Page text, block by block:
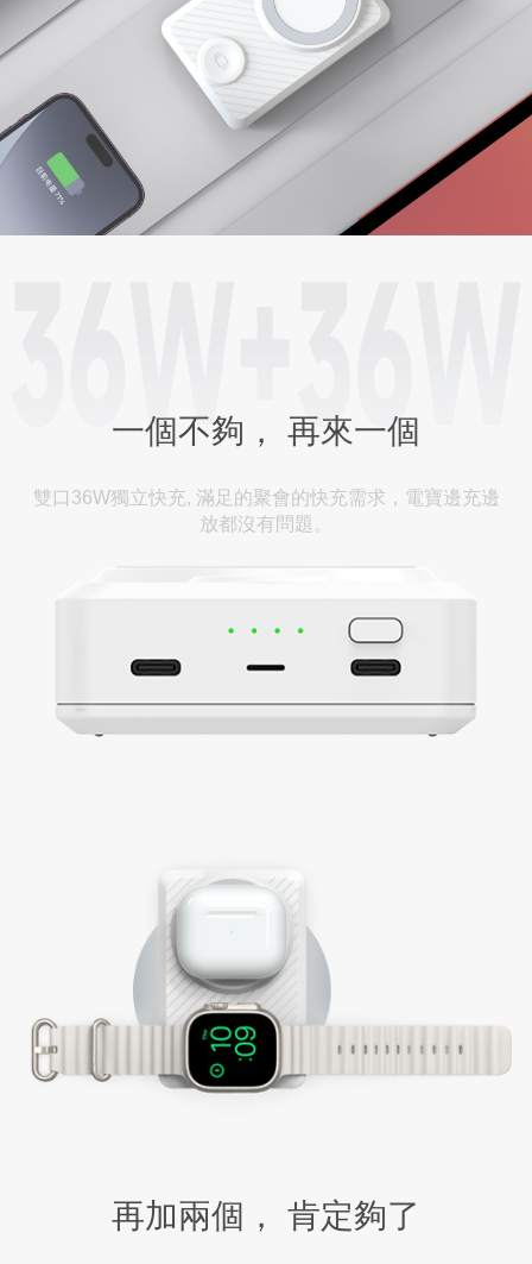
一個不夠， 再來一個
雙口36W獨立快充, 滿足的聚會的快充需求，電寶邊充邊
放都沒有問題。
再加兩個， 肯定夠了